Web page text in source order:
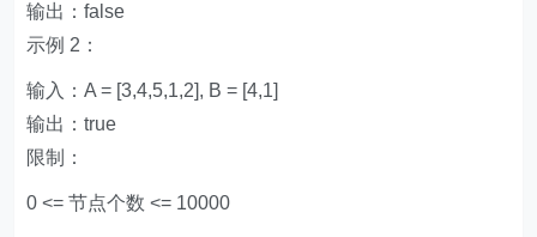
输出：false
示例 2：
输入：A = [3,4,5,1,2], B = [4,1]
输出：true
限制：
0 <= 节点个数 <= 10000